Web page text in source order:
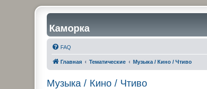
Каморка
FAQ
Главная Тематические Музыка / Кино / Чтиво
Музыка / Кино / Чтиво